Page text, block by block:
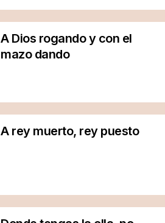
A Dios rogando y con el
mazo dando
A rey muerto, rey puesto